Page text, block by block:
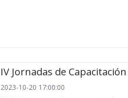
IV Jornadas de
2023-10-20 17:00:00